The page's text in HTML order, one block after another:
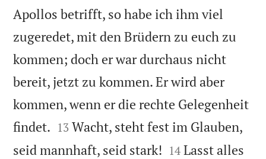
Apollos betrifft, so habe ich ihm viel
zugeredet, mit den Brüdern zu euch zu
kommen; doch er war durchaus nicht
bereit, jetzt zu kommen. Er wird aber
kommen, wenn er die rechte Gelegenheit
findet. 

13 Wacht, steht fest im Glauben,
seid mannhaft, seid stark! 

14 Lasst alles